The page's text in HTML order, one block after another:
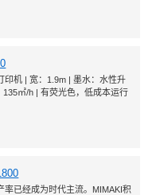
印机 | 宽：1.9m | 墨水：水性升
135㎡/h | 有荧光色，低成本运行
率已经成为时代主流。MIMAKI积